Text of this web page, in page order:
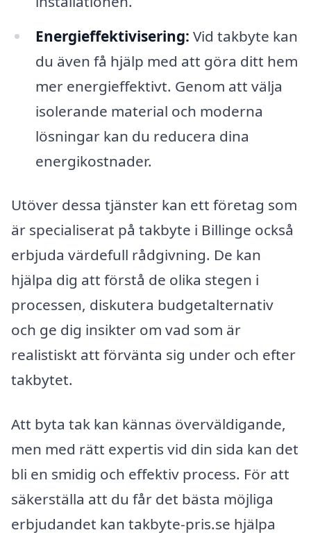
Energieffektivisering: Vid takbyte kan
du även få hjälp med att göra ditt hem
mer energieffektivt. Genom att välja
isolerande material och moderna
lösningar kan du reducera dina
energikostnader.
Utöver dessa tjänster kan ett företag som
är specialiserat på takbyte i Billinge också
erbjuda värdefull rådgivning. De kan
hjälpa dig att förstå de olika stegen i
processen, diskutera budgetalternativ
och ge dig insikter om vad som är
realistiskt att förvänta sig under och efter
takbytet.
Att byta tak kan kännas överväldigande,
men med rätt expertis vid din sida kan det
bli en smidig och effektiv process. För att
säkerställa att du får det bästa möjliga
erbjudandet kan takbyte-pris.se hjälpa